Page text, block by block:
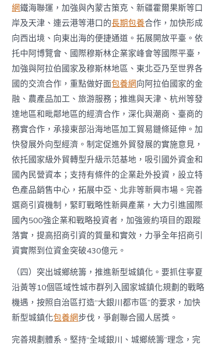
網鐵海聯運，加強與內蒙古策克、新疆霍爾果斯等口
岸及天津、連云港等港口的長期包養合作，加快形成
向西出境、向東出海的便捷通道。拓展開放平臺。依
托中阿博覽會、國際穆斯林企業家峰會等國際平臺，
加強與阿拉伯國家及穆斯林地區、東北亞乃至世界各
國的交流合作，重點做好面包養網向阿拉伯國家的金
融、農產品加工、旅游服務；推進與天津、杭州等發
達地區和毗鄰地區的經濟合作，深化與潮商、臺商的
務實合作，承接東部沿海地區加工貿易鏈條延伸。加
快發展外向型經濟。制定促進外貿發展的實施意見，
依托國家級外貿轉型升級示范基地，吸引國外資金和
國內民營資本；支持有條件的企業赴外投資，設立特
色產品銷售中心，拓展中亞、北非等新興市場。完善
選商引資機制，緊盯戰略性新興產業，大力引進國際
國內500強企業和戰略投資者，加強簽約項目的跟蹤
落實，提高招商引資的質量和實效，力爭全年招商引
資實際到位資金突破430億元。
（四）突出城鄉統籌，推進新型城鎮化。要抓住寧夏
沿黃等10個區域性城市群列入國家城鎮化規劃的戰略
機遇，按照自治區打造“大銀川都市區”的要求，加快
新型城鎮化包養網步伐，爭創聯合國人居獎。
完善規劃體系。堅持“全域銀川、城鄉統籌”理念，完